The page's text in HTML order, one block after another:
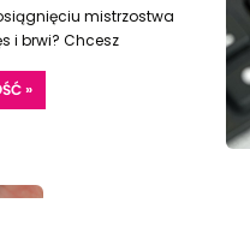
mistrzostwa
i brwi? Chcesz
tylko jakość Twoich
z Twoimi
»